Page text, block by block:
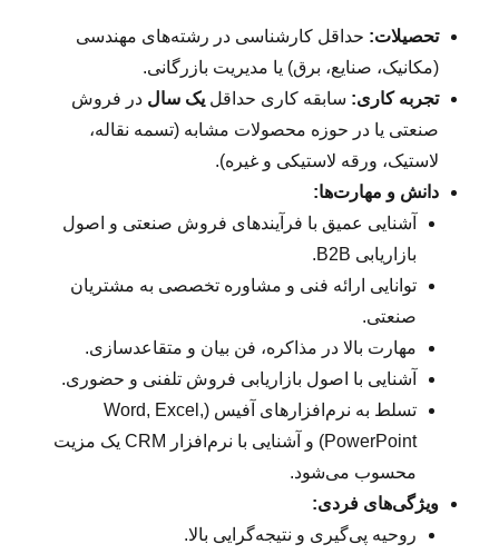
تحصیلات: حداقل کارشناسی در رشته‌های مهندسی
(مکانیک، صنایع، برق) یا مدیریت بازرگانی.
تجربه کاری: سابقه کاری حداقلیک سال در فروش
صنعتی یا در حوزه محصولات مشابه (تسمه نقاله،
لاستیک، ورقه لاستیکی و غیره).
دانش و مهارت‌ها:
آشنایی عمیق با فرآیندهای فروش صنعتی و اصول
بازاریابی B2B.
توانایی ارائه فنی و مشاوره تخصصی به مشتریان
صنعتی.
مهارت بالا در مذاکره، فن بیان و متقاعدسازی.
آشنایی با اصول بازاریابی فروش تلفنی و حضوری.
تسلط به نرم‌افزارهای آفیس (Word, Excel,
PowerPoint) و آشنایی با نرم‌افزار CRM یک مزیت
محسوب می‌شود.
ویژگی‌های فردی:
روحیه پی‌گیری و نتیجه‌گرایی بالا.